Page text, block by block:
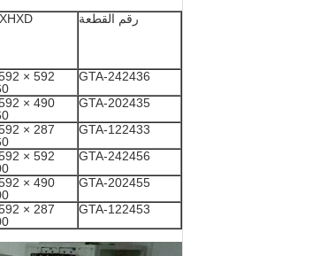
رقم القطعة
GTA-242436
GTA-202435
GTA-122433
GTA-242456
GTA-202455
GTA-122453